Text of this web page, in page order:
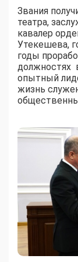
Звания
театра,
кавалер
Утекешева,
годы
должностях
опытный
жизнь